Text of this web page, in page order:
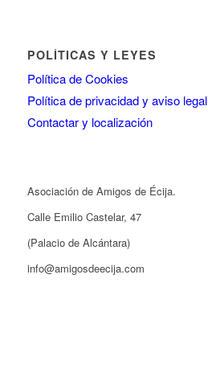
POLÍTICAS Y LEYES
Política de Cookies
Política de privacidad y aviso legal
Contactar y localización
Asociación de Amigos de Écija.
Calle Emilio Castelar, 47
(Palacio de Alcántara)
info@amigosdeecija.com